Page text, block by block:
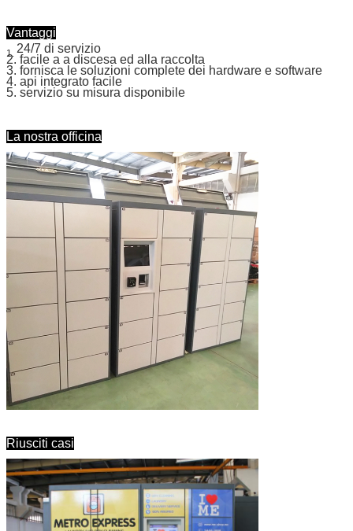
Vantaggi
1. 24/7 di servizio
2. facile a a discesa ed alla raccolta
3. fornisca le soluzioni complete dei hardware e software
4. api integrato facile
5. servizio su misura disponibile
La nostra officina
Riusciti casi